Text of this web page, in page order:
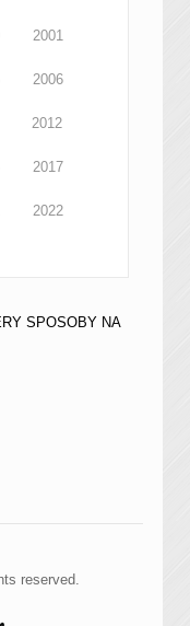
2001
2006
2012
2017
2022
SPOSOBY NA
reserved.